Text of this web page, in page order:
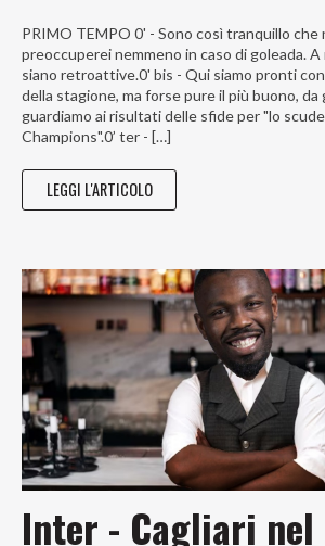
PRIMO TEMPO 0' - Sono così tranquillo che
preoccuperei nemmeno in caso di goleada. A
siano retroattive.0' bis - Qui siamo pronti
della stagione, ma forse pure il più buono,
guardiamo ai risultati delle sfide per "lo
Champions".0’ ter - […]
LEGGI L'ARTICOLO
Inter - Cagliari